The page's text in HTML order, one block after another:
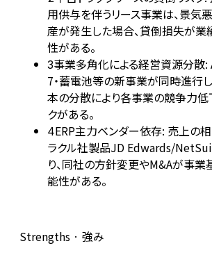
用供与を伴うリース事業は、景気
産が発生した場合、貸倒損失が業
性がある。
3事業多角化による経営資源分散:
7・蓄電池等の新事業が同時進行し
本の分散により各事業の競争力低
クがある。
4ERP主力ベンダー依存: 売上の
ラクル社製品JD Edwards/
り、同社の方針変更やM&Aが事
能性がある。
Strengths · 強み